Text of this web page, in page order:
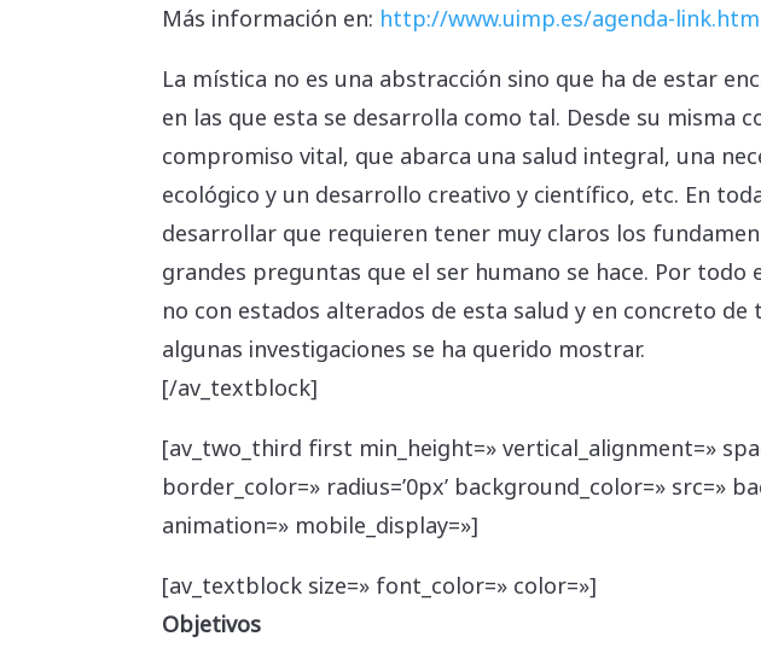
Más información en: http://www.uimp.es/agenda-
La mística no es una abstracción sino que ha de estar
en las que esta se desarrolla como tal. Desde su misma
compromiso vital, que abarca una salud integral, una
ecológico y un desarrollo creativo y científico, etc. En
desarrollar que requieren tener muy claros los
grandes preguntas que el ser humano se hace. Por
no con estados alterados de esta salud y en concreto
algunas investigaciones se ha querido mostrar.
[/av_textblock]
[av_two_third first min_height=» vertical_alignment=»
border_color=» radius=’0px’ background_color=» src=»
animation=» mobile_display=»]
[av_textblock size=» font_color=» color=»]
Objetivos